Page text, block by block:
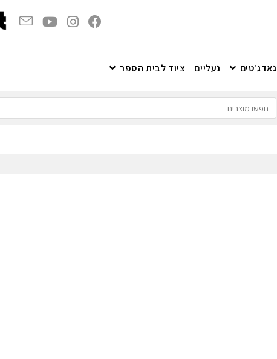
גאדג'טים נעליים ציוד לבית הספר